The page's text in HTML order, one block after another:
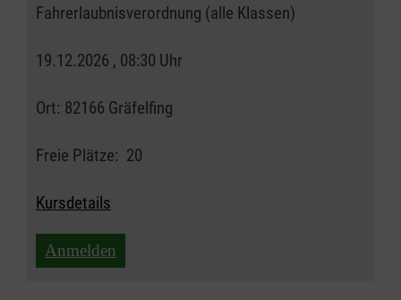
Fahrerlaubnisverordnung (alle Klassen)
19.12.2026 , 08:30 Uhr
Ort: 82166 Gräfelfing
Freie Plätze: 20
Kursdetails
Anmelden